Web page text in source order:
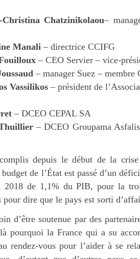
Chatzinikolaou–
Manali – directrice CCIFG
– CEO Servier – vice-
– manager Suez – membre
Vassilikos – président de
– DCEO CEPAL SA
– DCEO Groupama
depuis le début de la
de l’État est passé d’un
2018 de 1,1% du PIB, pour la
pour dire que le pays est sorti
d’être soutenue par des
pourquoi la France qui a su
rendez-vous pour l’aider à se